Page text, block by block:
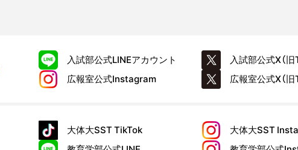
入試部公式LINEアカウント 入試部公式X（
広報室公式Instagram 広報室公式X（
大体大SSTTikTok 大体大SST